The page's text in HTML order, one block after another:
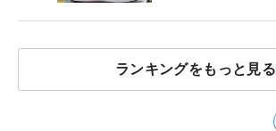
ランキングをもっと見る